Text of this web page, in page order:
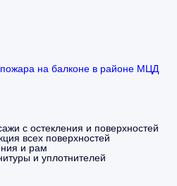
на балконе в районе МЦД
с остекления и поверхностей
всех поверхностей
и рам
и уплотнителей